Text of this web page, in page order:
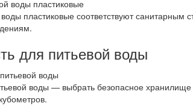
пластиковые соответствуют
для питьевой воды
воды — выбрать безопасное